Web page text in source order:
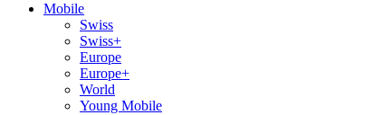
Mobile
Swiss
Swiss+
Europe
Europe+
World
Young Mobile